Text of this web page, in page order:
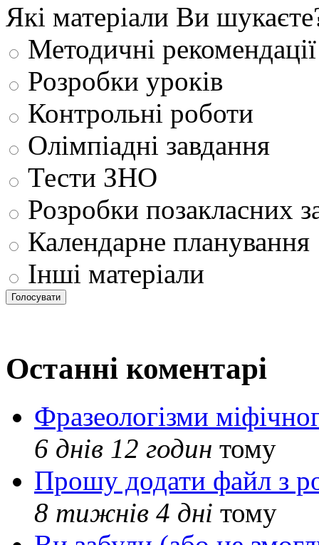
Які матеріали Ви
Методичні рекомендації
Розробки уроків
Контрольні роботи
Олімпіадні завдання
Тести ЗНО
Розробки позакласних
Календарне планування
Інші матеріали
Останні коментарі
Фразеологізми
6 днів 12 годин тому
Прошу додати файл з
8 тижнів 4 дні тому